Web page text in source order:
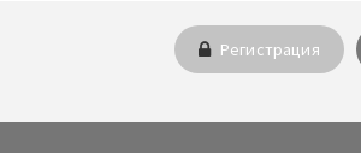
Регистрация